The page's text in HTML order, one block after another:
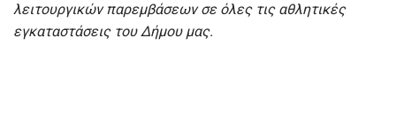
λειτουργικών παρεμβάσεων σε όλες τις αθλητικές
εγκαταστάσεις του Δήμου μας.